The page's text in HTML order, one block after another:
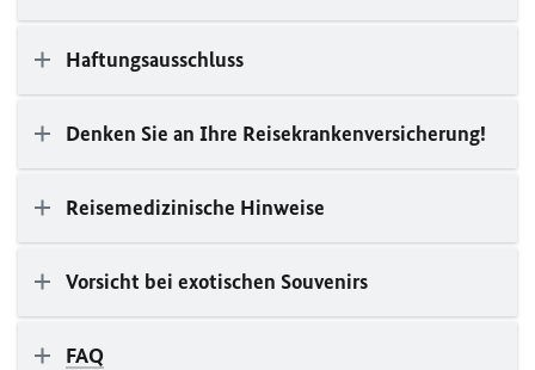
Haftungsausschluss
Denken Sie an Ihre Reisekrankenversicherung!
Reisemedizinische Hinweise
Vorsicht bei exotischen Souvenirs
FAQ